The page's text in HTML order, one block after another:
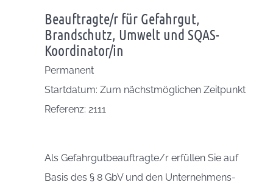
Now fully Joomla 6 compatible!
Beauftragte/r für Gefahrgut,
Brandschutz, Umwelt und SQAS-
Koordinator/in
Permanent
Startdatum: Zum nächstmöglichen Zeitpunkt
Referenz: 2111
Als Gefahrgutbeauftragte/r erfüllen Sie auf
Basis des § 8 GbV und den Unternehmens-